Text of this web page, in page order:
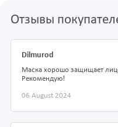
Отзывы
Dilmurod
Маска хорошо защищает
Рекомендую!
06 August 2024